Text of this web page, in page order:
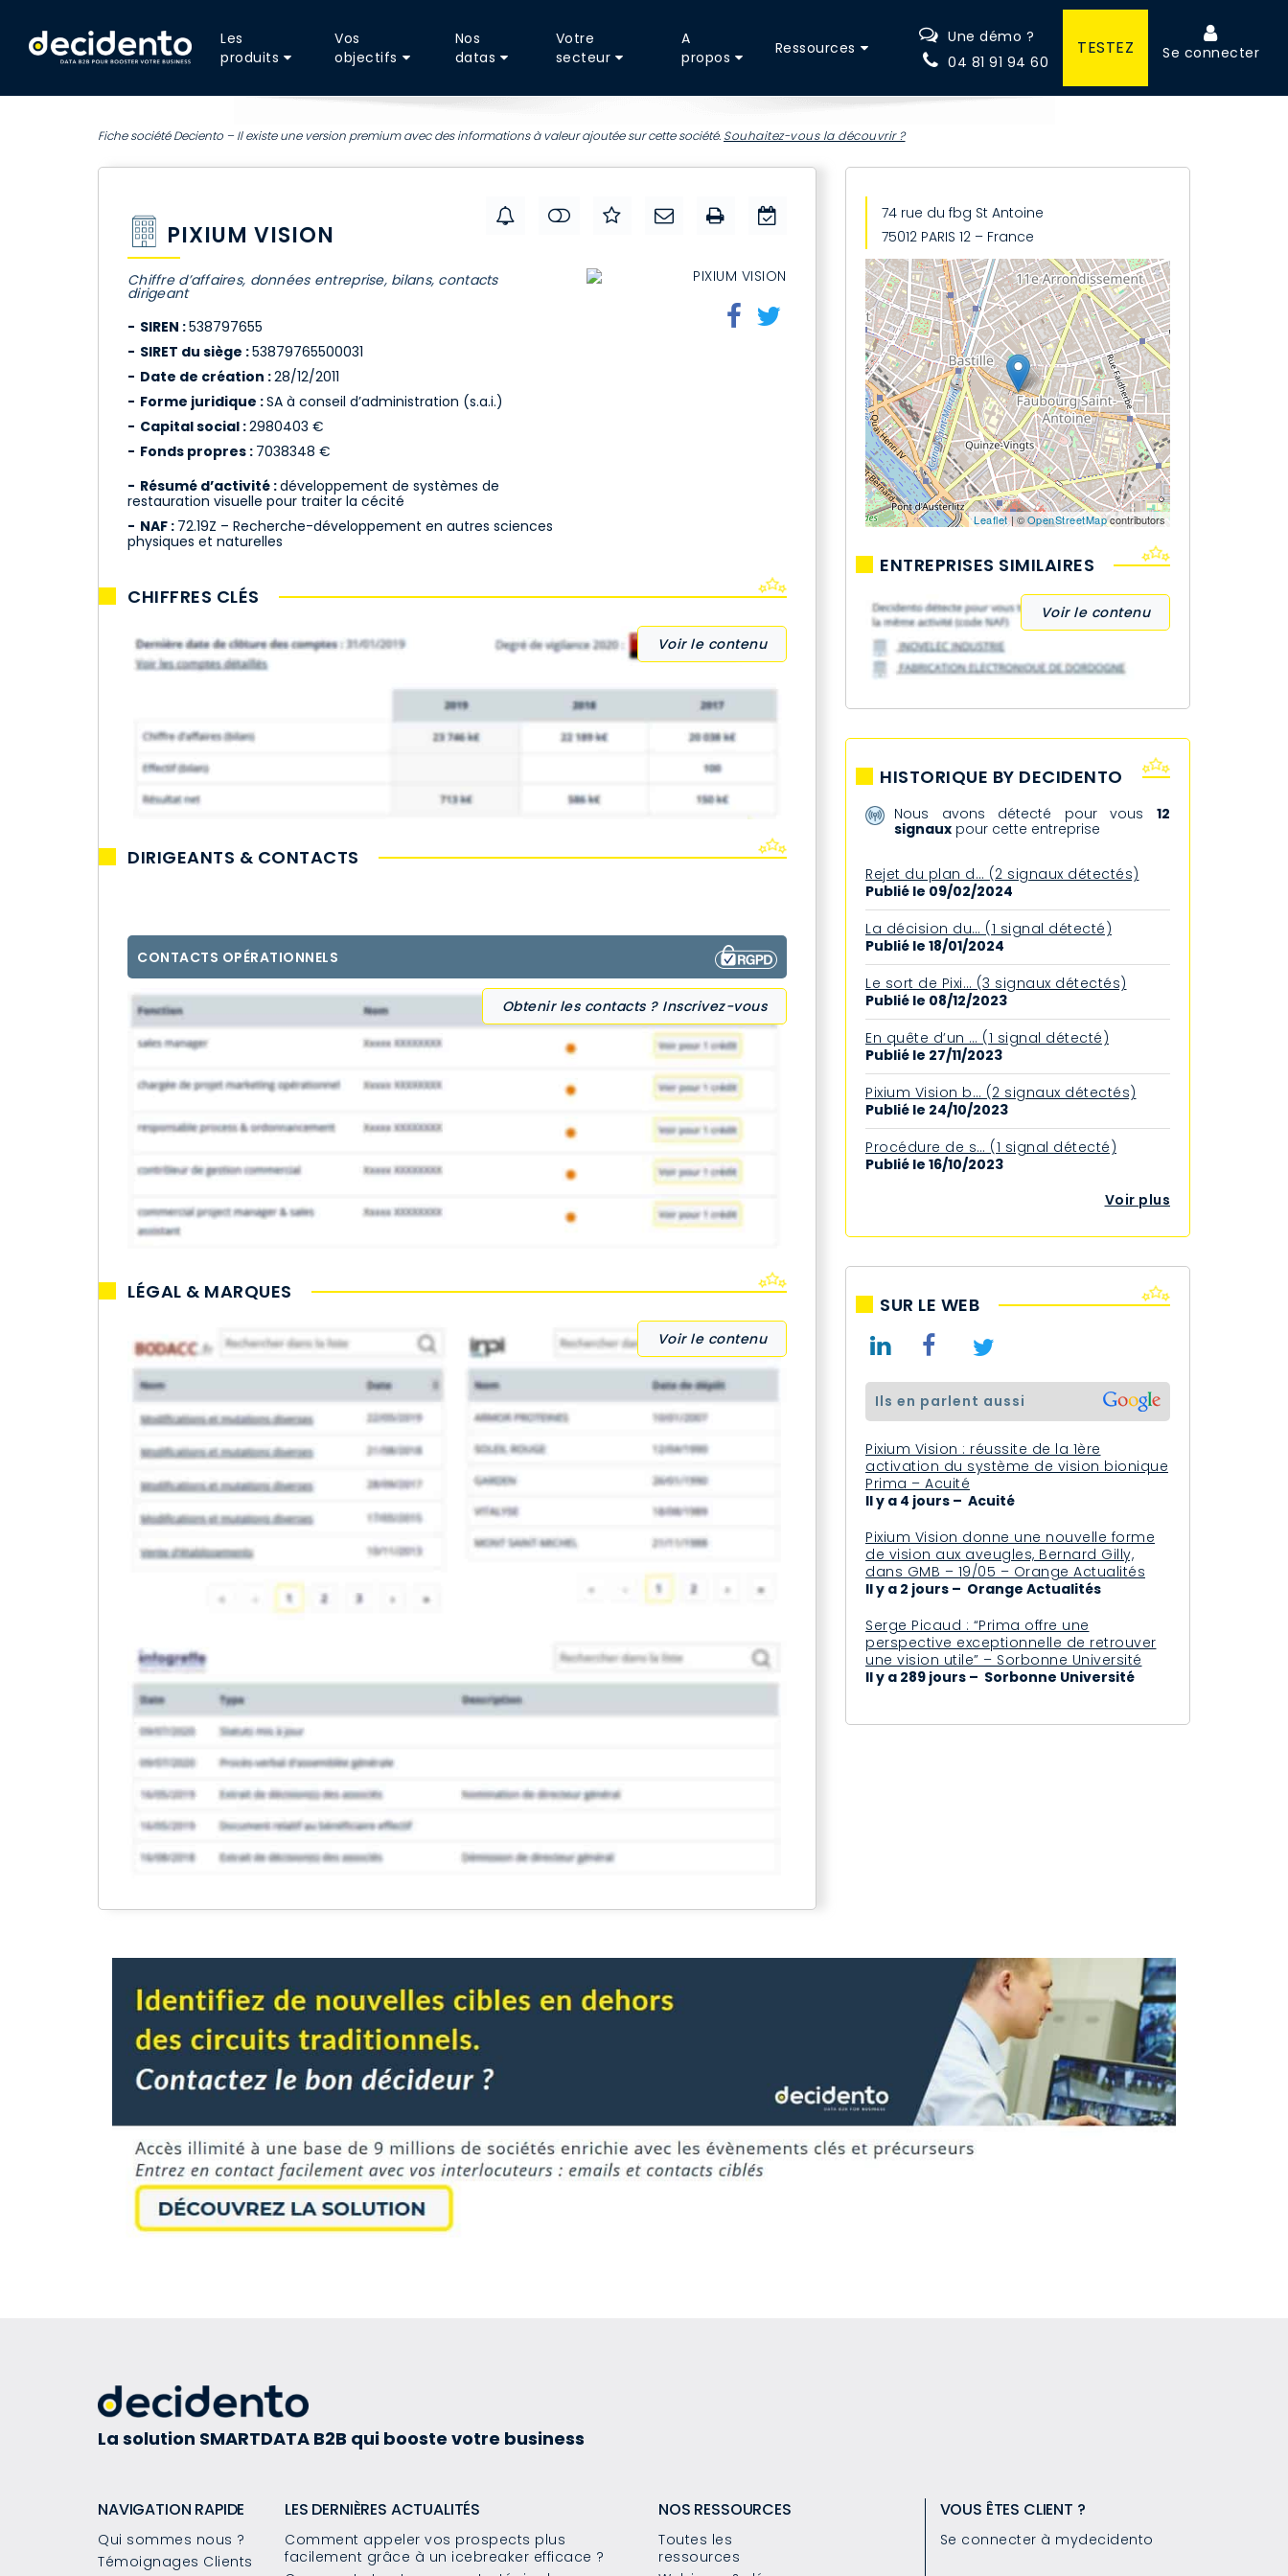
Les
produits
Vos
objectifs
Nos
datas
Votre
secteur
A
propos
Ressources
Une démo ?
04 81 91 94 60
TESTEZ Se connecter
Fiche société Deciento – Il existe une version premium avec des informations à valeur ajoutée sur cette société. Souhaitez-vous la découvrir ?
PIXIUM VISION
Chiffre d’affaires, données entreprise, bilans, contacts
dirigeant
SIREN :538797655
SIRET du siège :53879765500031
Date de création :28/12/2011
Forme juridique :SA à conseil d’administration (s.a.i.)
Capital social :2980403 €
Fonds propres : 7038348 €
Résumé d’activité :développement de systèmes de
restauration visuelle pour traiter la cécité
NAF : 72.19Z – Recherche-développement en autres sciences
physiques et naturelles
CHIFFRES CLÉS
Voir le contenu
DIRIGEANTS & CONTACTS
CONTACTS OPÉRATIONNELS
Obtenir les contacts ? Inscrivez-vous
LÉGAL & MARQUES
Voir le contenu
74 rue du fbg St Antoine
75012 PARIS 12 – France
Leaflet| ©OpenStreetMapcontributors
ENTREPRISES SIMILAIRES
Voir le contenu
HISTORIQUE BY DECIDENTO
Nous avons détecté pour vous 12
signaux pour cette entreprise
Rejet du plan d… (2 signaux détectés)
Publié le 09/02/2024
La décision du… (1 signal détecté)
Publié le 18/01/2024
Le sort de Pixi… (3 signaux détectés)
Publié le 08/12/2023
En quête d’un … (1 signal détecté)
Publié le 27/11/2023
Pixium Vision b… (2 signaux détectés)
Publié le 24/10/2023
Procédure de s… (1 signal détecté)
Publié le 16/10/2023
Voir plus
SUR LE WEB
ils en parlent aussi
Pixium Vision : réussite de la 1ère
activation du système de vision bionique
Prima – Acuité
Il y a 4 jours – Acuité
Pixium Vision donne une nouvelle forme
de vision aux aveugles, Bernard Gilly,
dans GMB – 19/05 – Orange Actualités
Il y a 2 jours – Orange Actualités
Serge Picaud : “Prima offre une
perspective exceptionnelle de retrouver
une vision utile” – Sorbonne Université
Il y a 289 jours – Sorbonne Université
La solution SMARTDATA B2B qui booste votre business
NAVIGATION RAPIDE
Qui sommes nous ?
Témoignages Clients
LES DERNIÈRES ACTUALITÉS
Comment appeler vos prospects plus
facilement grâce à un icebreaker efficace ?
NOS RESSOURCES
Toutes les
ressources
VOUS ÊTES CLIENT ?
Se connecter à mydecidento